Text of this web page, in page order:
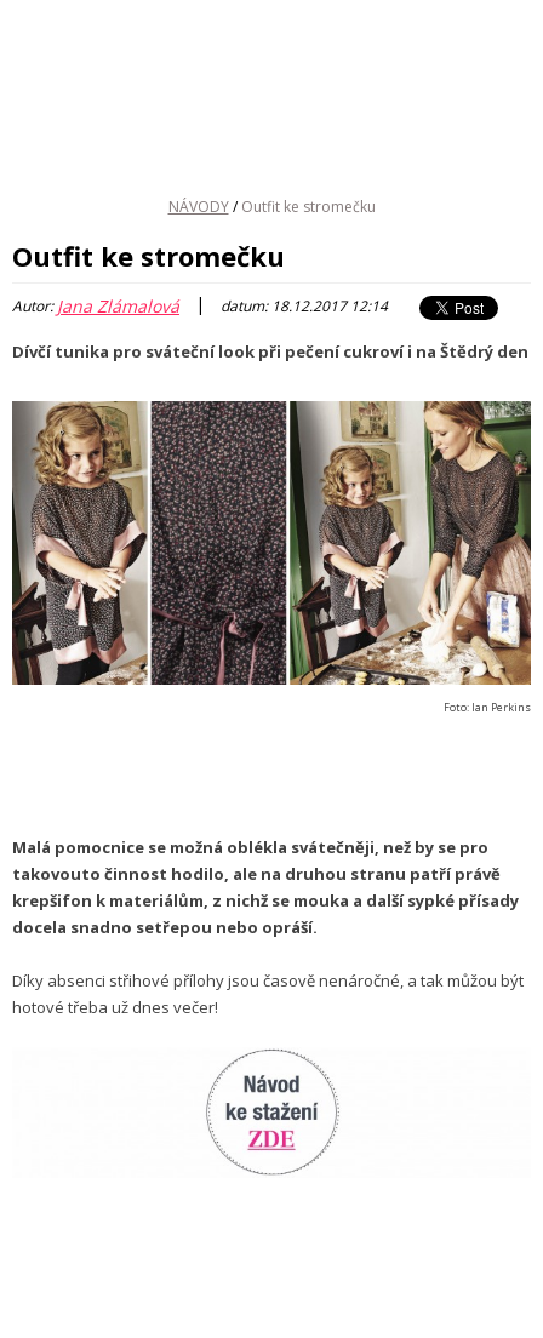
NÁVODY / Outfit ke stromečku
Outfit ke stromečku
Autor:Jana Zlámalová | datum: 18.12.2017 12:14
Dívčí tunika pro sváteční look při pečení cukroví i na Štědrý den
Foto: Ian Perkins
Malá pomocnice se možná oblékla svátečněji, než by se pro
takovouto činnost hodilo, ale na druhou stranu patří právě
krepšifon k materiálům, z nichž se mouka a další sypké přísady
docela snadno setřepou nebo opráší.
Díky absenci střihové přílohy jsou časově nenáročné, a tak můžou být
hotové třeba už dnes večer!